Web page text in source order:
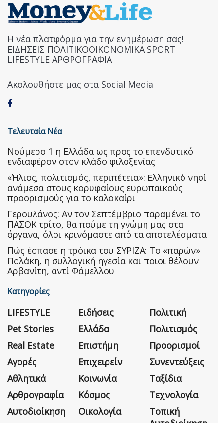
Η νέα πλατφόρμα για την ενημέρωση σας!
ΕΙΔΗΣΕΙΣ ΠΟΛΙΤΙΚΟΟΙΚΟΝΟΜΙΚΑ SPORT
LIFESTYLE ΑΡΘΡΟΓΡΑΦΙΑ
Ακολουθήστε μας στα Social Media
Τελευταία Νέα
Nούμερο 1 η Ελλάδα ως προς το επενδυτικό
ενδιαφέρον στον κλάδο φιλοξενίας
«Ήλιος, πολιτισμός, περιπέτεια»: Ελληνικό νησί
ανάμεσα στους κορυφαίους ευρωπαϊκούς
προορισμούς για το καλοκαίρι
Γερουλάνος: Αν τον Σεπτέμβριο παραμένει το
ΠΑΣΟΚ τρίτο, θα πούμε τη γνώμη μας στα
όργανα, όλοι κρινόμαστε από τα αποτελέσματα
Πώς έσπασε η τρόικα του ΣΥΡΙΖΑ: Το «παρών»
Πολάκη, η συλλογική ηγεσία και ποιοι θέλουν
Αρβανίτη, αντί Φάμελλου
Κατηγορίες
LIFESTYLE
Pet Stories
Real Estate
Αγορές
Αθλητικά
Αρθρογραφία
Αυτοδιοίκηση
Ειδήσεις
Ελλάδα
Επιστήμη
Επιχειρείν
Κοινωνία
Κόσμος
Οικολογία
Πολιτική
Πολιτισμός
Προορισμοί
Συνεντεύξεις
Ταξίδια
Τεχνολογία
Τοπική